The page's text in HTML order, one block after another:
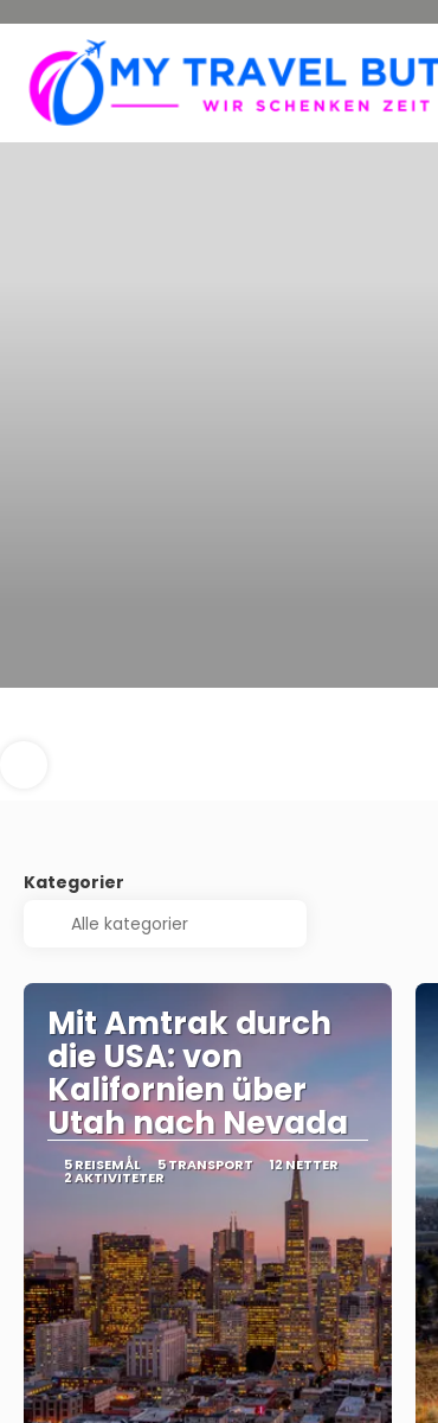
Kategorier
Mit Amtrak durch
die USA: von
Kalifornien über
Utah nach Nevada
5 REISEMÅL 5 TRANSPORT 12 NETTER
2 AKTIVITETER